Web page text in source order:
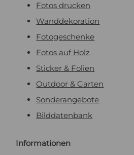
Fotos drucken
Wanddekoration
Fotogeschenke
Fotos auf Holz
Sticker & Folien
Outdoor & Garten
Sonderangebote
Bilddatenbank
Informationen